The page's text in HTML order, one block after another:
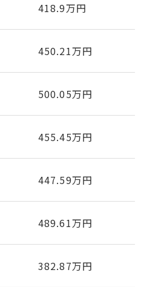
418.9万円
450.21万円
500.05万円
455.45万円
447.59万円
489.61万円
382.87万円